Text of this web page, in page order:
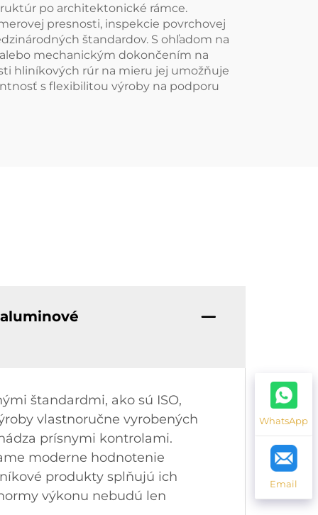
po architektonické rámce.
presnosti, inspekcie povrchovej
štandardov. S ohľadom na
mechanickým dokončením na
hliníkových rúr na mieru jej umožňuje
s flexibilitou výroby na podporu
štandardmi, ako sú ISO,
vlastnoručne vyrobených
prísnymi kontrolami.
moderne hodnotenie
produkty splňujú ich
výkonu nebudú len
WhatsApp
Email